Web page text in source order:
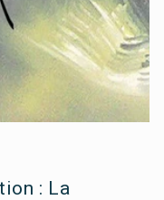
: La